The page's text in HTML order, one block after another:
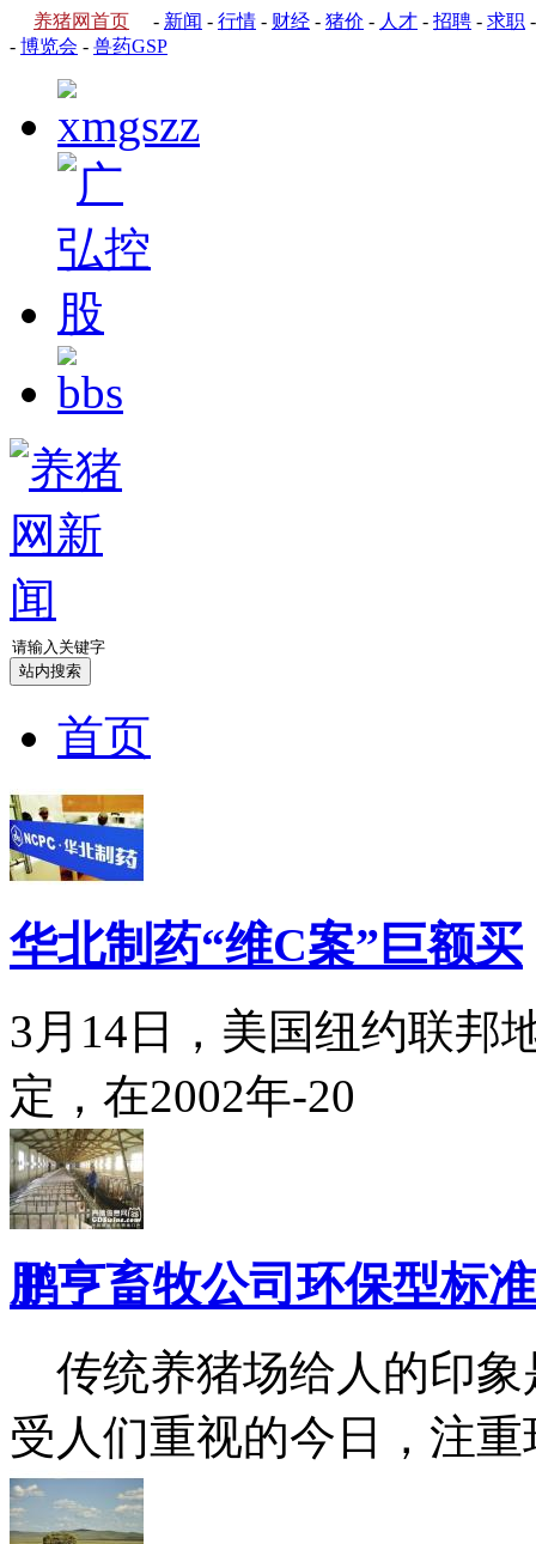
养猪网首页 - 新闻 - 行情 - 财经 - 猪价 - 人才 - 招聘 - 求职
- 博览会 - 兽药GSP
首页
华北制药“维C案”巨额买
3月14日，美国纽约联邦
定，在2002年-20
鹏亨畜牧公司环保型标
传统养猪场给人的印象
受人们重视的今日，注重